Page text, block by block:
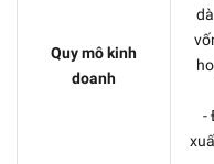
Quy mô kinh
doanh
-